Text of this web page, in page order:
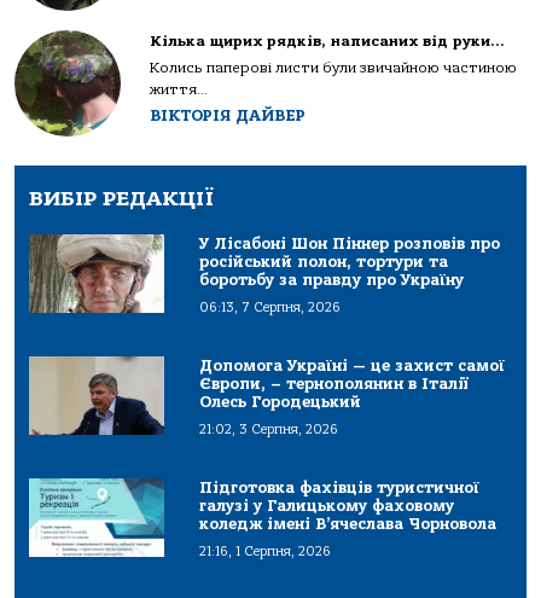
Кілька щирих рядків, написаних від руки…
Колись паперові листи були звичайною частиною
життя...
ВІКТОРІЯ ДАЙВЕР
ВИБІР РЕДАКЦІЇ
У Лісабоні Шон Піннер розповів про
російський полон, тортури та
боротьбу за правду про Україну
06:13, 7 Серпня, 2026
Допомога Україні — це захист самої
Європи, – тернополянин в Італії
Олесь Городецький
21:02, 3 Серпня, 2026
Підготовка фахівців туристичної
галузі у Галицькому фаховому
коледж імені В’ячеслава Чорновола
21:16, 1 Серпня, 2026